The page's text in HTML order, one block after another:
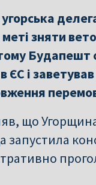
зняти
Будапешт
ЄС і
що
запустила